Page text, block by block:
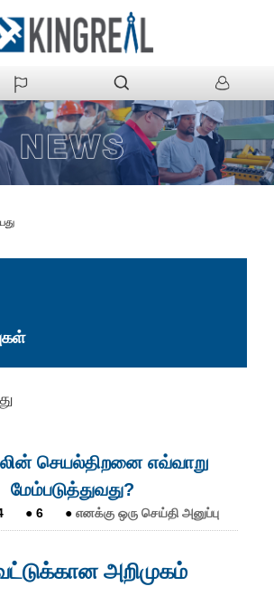
செயல்திறனை எவ்வாறு
மேம்படுத்துவது?
● 6 ● எனக்கு ஒரு செய்தி அனுப்பு
அறிமுகம்